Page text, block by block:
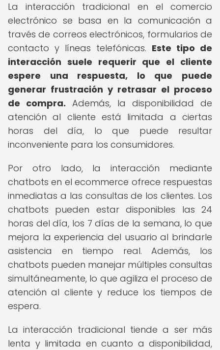
La interacción tradicional en el comercio
electrónico se basa en la comunicación a
través de correos electrónicos, formularios de
contacto y líneas telefónicas. Este tipo de
interacción suele requerir que el cliente
espere una respuesta, lo que puede
generar frustración y retrasar el proceso
de compra. Además, la disponibilidad de
atención al cliente está limitada a ciertas
horas del día, lo que puede resultar
inconveniente para los consumidores.
Por otro lado, la interacción mediante
chatbots en el ecommerce ofrece respuestas
inmediatas a las consultas de los clientes. Los
chatbots pueden estar disponibles las 24
horas del día, los 7 días de la semana, lo que
mejora la experiencia del usuario al brindarle
asistencia en tiempo real. Además, los
chatbots pueden manejar múltiples consultas
simultáneamente, lo que agiliza el proceso de
atención al cliente y reduce los tiempos de
espera.
La interacción tradicional tiende a ser más
lenta y limitada en cuanto a disponibilidad,